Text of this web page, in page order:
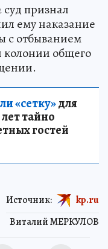
признал
ему наказание
с отбыванием
колонии общего
«сетку»для
тайно
гостей
Виталий МЕРКУЛОВ
Источник: kp.ru